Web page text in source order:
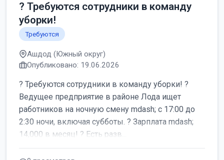
? Требуются сотрудники в команду
уборки!
Требуются
Ашдод (Южный округ)
Опубликовано: 19.06.2026
? Требуются сотрудники в команду уборки! ?
Ведущее предприятие в районе Лода ищет
работников на ночную смену mdash; с 17:00 до
2:30 ночи, включая субботы. ? Зарплата mdash;
14,000 в месяц! ? Есть разв...